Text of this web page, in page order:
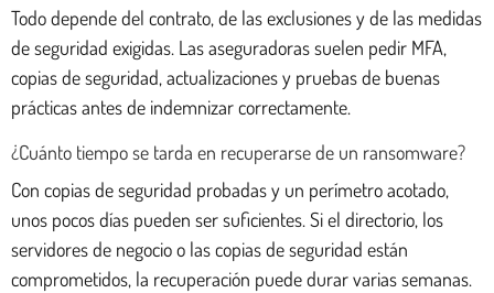
Todo depende del contrato, de las exclusiones y de las medidas
de seguridad exigidas. Las aseguradoras suelen pedir MFA,
copias de seguridad, actualizaciones y pruebas de buenas
prácticas antes de indemnizar correctamente.
¿Cuánto tiempo se tarda en recuperarse de un ransomware?
Con copias de seguridad probadas y un perímetro acotado,
unos pocos días pueden ser suficientes. Si el directorio, los
servidores de negocio o las copias de seguridad están
comprometidos, la recuperación puede durar varias semanas.